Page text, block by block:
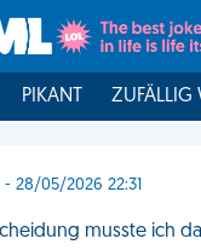
PIKANT ZUFÄLLIG
28/05/2026 22:31
musste ich